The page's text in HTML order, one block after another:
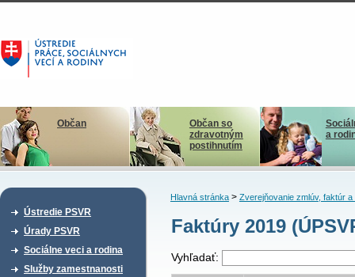
Občan
Občan so
zdravotným
postihnutím
a
Ústredie PSVR
Úrady PSVR
Sociálne veci a rodina
Služby zamestnanosti
Hlavná stránka> Zverejňovanie zmlúv, faktúr a
Faktúry 2019
Vyhľadať: